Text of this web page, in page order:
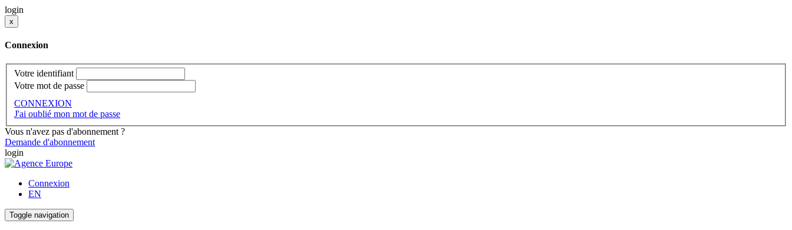
login
x
Connexion
Votre identifiant
Votre mot de passe
CONNEXION
J'ai oublié mon mot de passe
Vous n'avez pas d'abonnement ?
Demande d'abonnement
login
Connexion
EN
Toggle navigation